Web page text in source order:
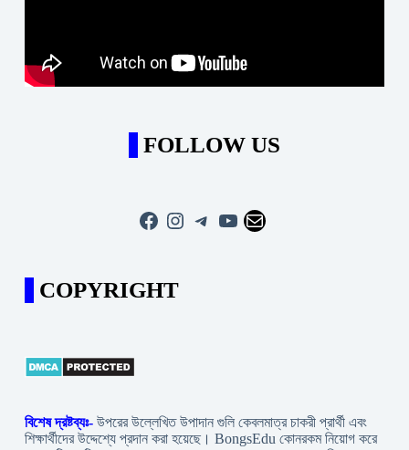
FOLLOW US
Facebook
Instagram
Telegram
YouTube
Mail
COPYRIGHT
বিশেষ দ্রষ্টব্যঃ- উপরের উল্লেখিত উপাদান গুলি কেবলমাত্র চাকরী প্রার্থী এবং
শিক্ষার্থীদের উদ্দেশ্যে প্রদান করা হয়েছে। BongsEdu কোনরকম নিয়োগ করে